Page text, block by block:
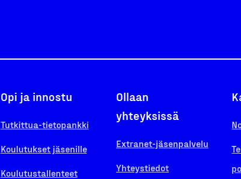
Opi ja innostu
Tutkittua-tietopankki
Koulutukset jäsenille
Koulutustallenteet
Ollaan
yhteyksissä
Extranet-jäsenpalvelu
Yhteystiedot